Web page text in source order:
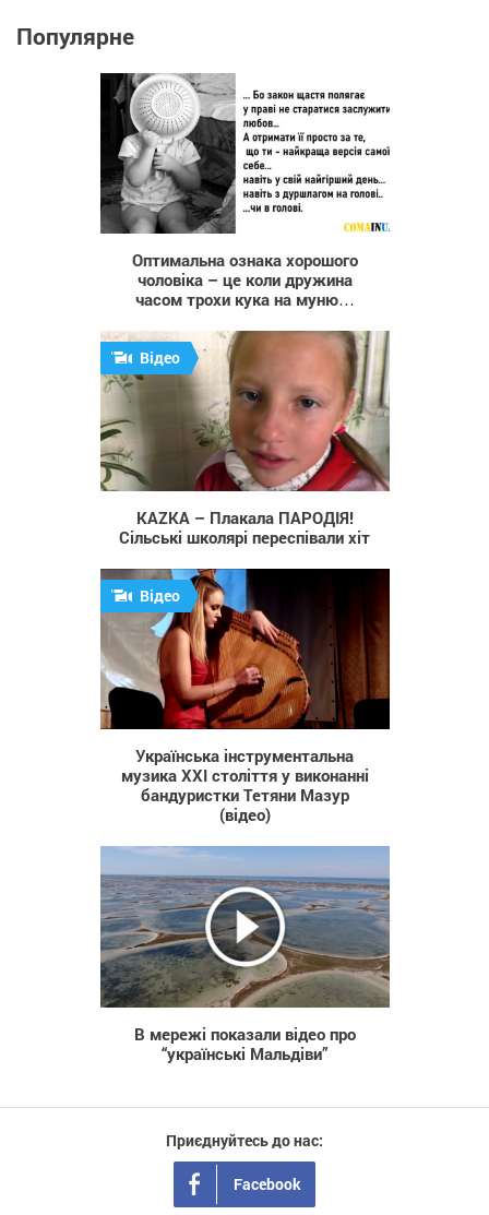
Популярне
Оптимальна ознака хорошого
чоловіка – це коли дружина
часом трохи кука на муню…
6 118
Відео
KAZKA – Плакала ПАРОДІЯ!
Сільські школярі переспівали хіт
590
Відео
Українська інструментальна
музика XXI століття у виконанні
бандуристки Тетяни Мазур
(відео)
2 128
В мережі показали відео про
“українські Мальдіви”
Приєднуйтесь до нас:
Facebook